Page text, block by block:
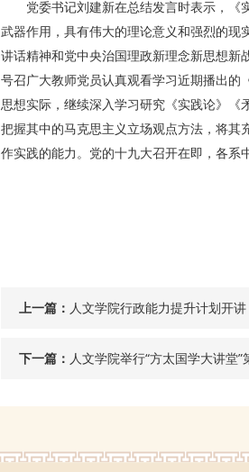
党委书记刘建新在总结发言时表示，《
武器作用，具有伟大的理论意义和强烈的现
讲话精神和党中央治国理政新理念新思想新
号召广大教师党员认真观看学习近期播出的
思想实际，继续深入学习研究《实践论》《
把握其中的马克思主义立场观点方法，将其
作实践的能力。党的十九大召开在即，各系
上一篇： 人文学院行政能力提升计划开
下一篇： 人文学院举行“方太国学大讲堂”